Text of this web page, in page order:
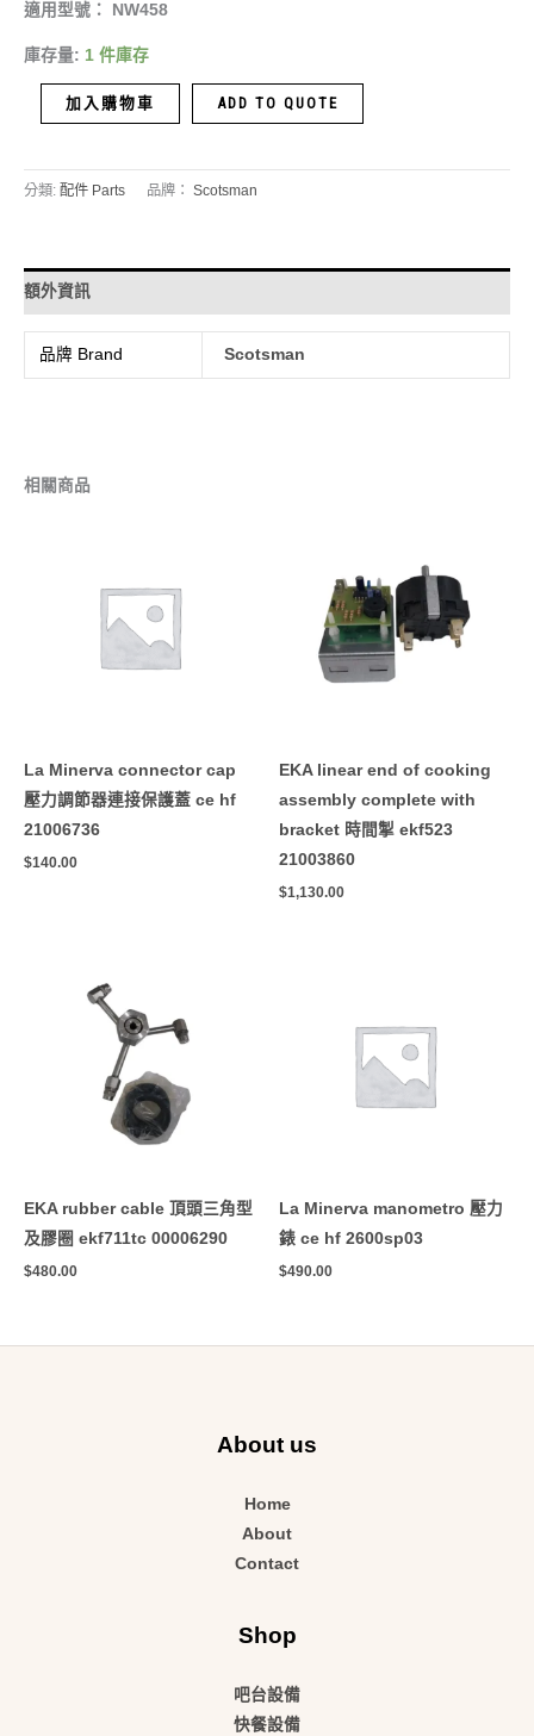
適用型號： NW458
庫存量: 1 件庫存
加入購物車 ADD TO QUOTE
分類: 配件 Parts 品牌： Scotsman
額外資訊
品牌 Brand Scotsman
相關商品
La Minerva connector cap
壓力調節器連接保護蓋 ce hf
21006736
$140.00
EKA linear end of cooking
assembly complete with
bracket 時間掣 ekf523
21003860
$1,130.00
EKA rubber cable 頂頭三角型
及膠圈 ekf711tc 00006290
$480.00
La Minerva manometro 壓力
錶 ce hf 2600sp03
$490.00
About us
Home
About
Contact
Shop
吧台設備
快餐設備